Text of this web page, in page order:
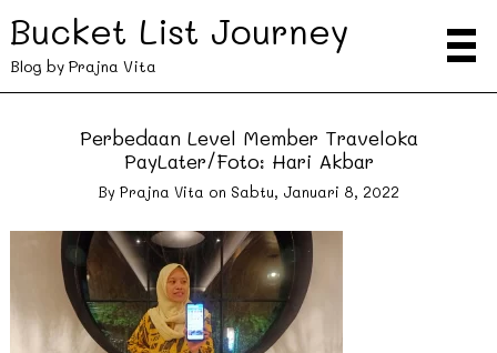
Bucket List Journey
Blog by Prajna Vita
Perbedaan Level Member Traveloka
PayLater/Foto: Hari Akbar
By Prajna Vita on Sabtu, Januari 8, 2022